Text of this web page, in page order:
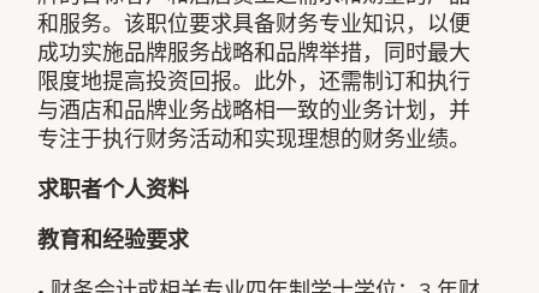
和服务。该职位要求具备财务专业知识，以便
成功实施品牌服务战略和品牌举措，同时最大
限度地提高投资回报。此外，还需制订和执行
与酒店和品牌业务战略相一致的业务计划，并
专注于执行财务活动和实现理想的财务业绩。
求职者个人资料
教育和经验要求